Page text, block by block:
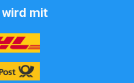
mit